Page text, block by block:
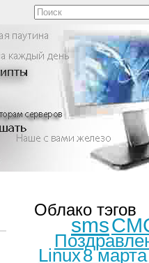
Облако тэгов
sms
Linux8 марта